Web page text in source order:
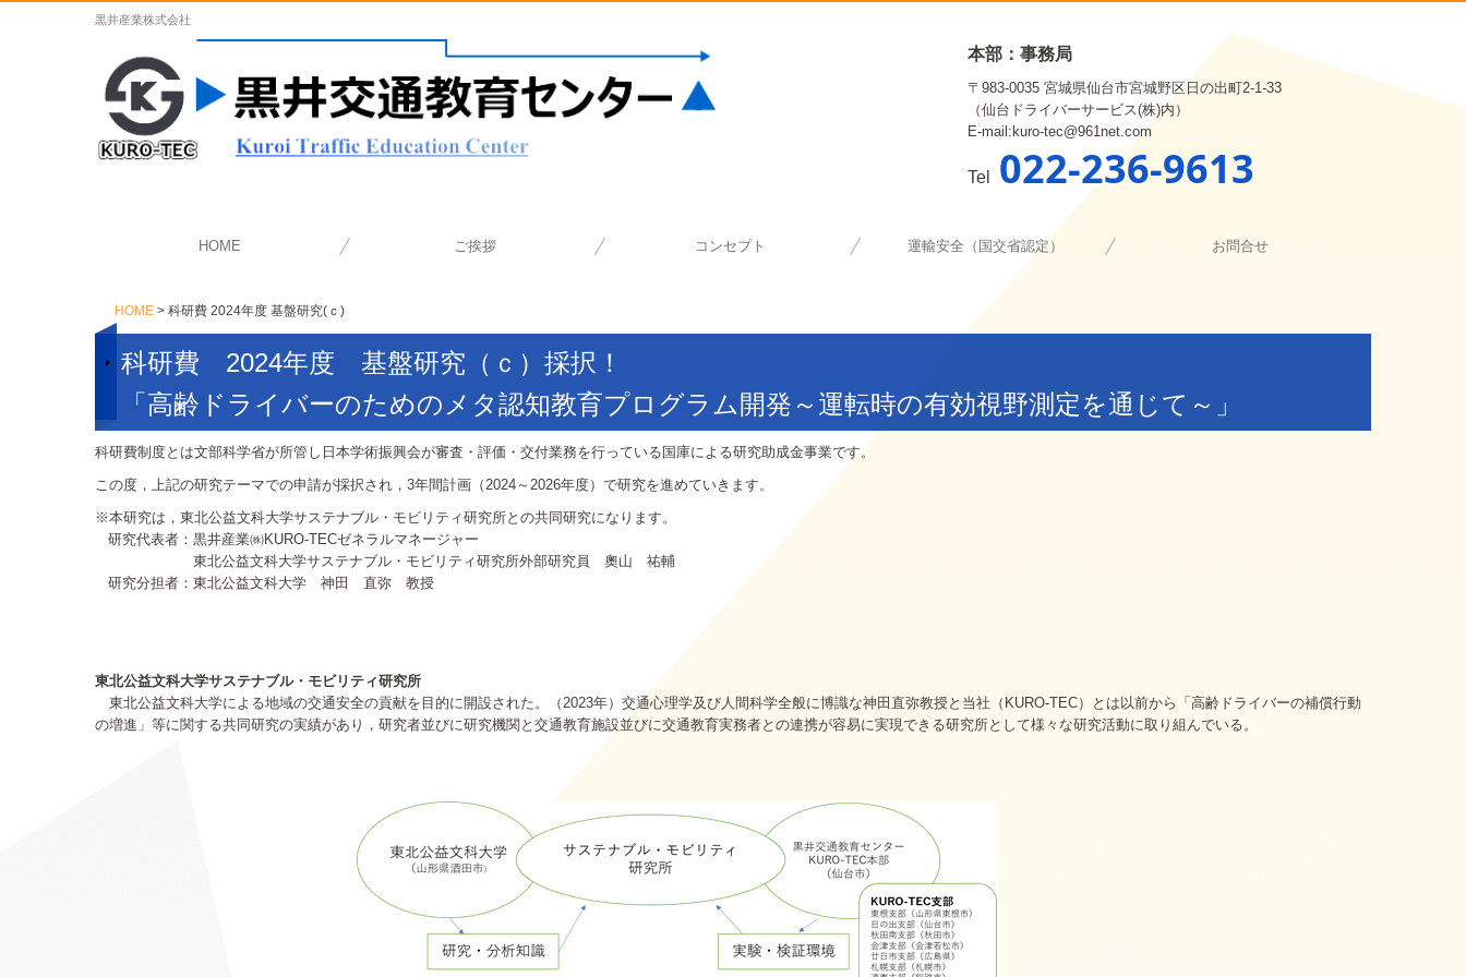
黒井産業株式会社
本部：事務局
〒983-0035 宮城県仙台市宮城野区日の出町2-1-33
（仙台ドライバーサービス(株)内）
E-mail:kuro-tec@961net.com
Tel 022-236-9613
HOME ご挨拶 コンセプト 運輸安全（国交省認定）
認定セミナー [申込み]
適性診断・指導講習
運輸安全マネジメント評価
お問合せ
HOME 科研費 2024年度 基盤研究(ｃ)
科研費 2024年度 基盤研究（ｃ）採択！
「高齢ドライバーのためのメタ認知教育プログラム開発～運転時の有効視野測定を通じて～」
科研費制度とは文部科学省が所管し日本学術振興会が審査・評価・交付業務を行っている国庫による研究助成金事業です。
この度，上記の研究テーマでの申請が採択され，3年間計画（2024～2026年度）で研究を進めていきます。
※本研究は，東北公益文科大学サステナブル・モビリティ研究所との共同研究になります。
研究代表者：黒井産業㈱KURO-TECゼネラルマネージャー
東北公益文科大学サステナブル・モビリティ研究所外部研究員 奧山 祐輔
研究分担者：東北公益文科大学 神田 直弥 教授
東北公益文科大学サステナブル・モビリティ研究所
東北公益文科大学による地域の交通安全の貢献を目的に開設された。（2023年）交通心理学及び人間科学全般に博識な神田直弥教授と当社（KURO-TEC）とは以前から「高齢ドライバーの補償行動
の増進」等に関する共同研究の実績があり，研究者並びに研究機関と交通教育施設並びに交通教育実務者との連携が容易に実現できる研究所として様々な研究活動に取り組んでいる。